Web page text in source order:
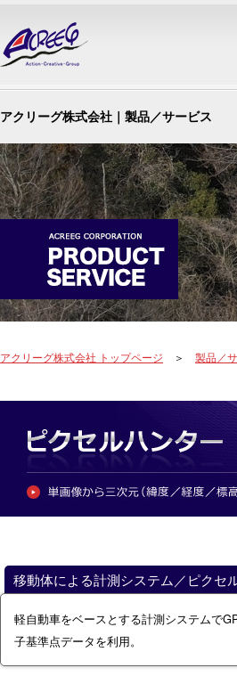
アクリーグ株式会社｜製品／サービス
アクリーグ株式会社 トップページ ＞ 製品／
移動体による計測システム／ピクセ
軽自動車をベースとする計測システムで
子基準点データを利用。